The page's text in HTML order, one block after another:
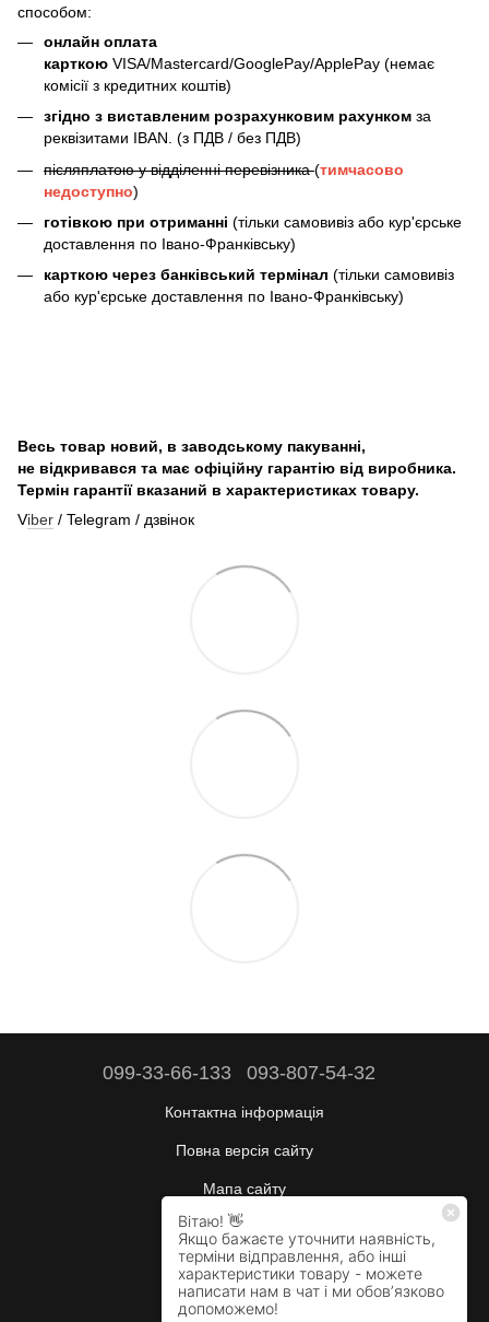
способом:
онлайн оплата
карткою VISA/Mastercard/GooglePay/ApplePay (немає
комісії з кредитних коштів)
згідно з виставленим розрахунковим рахунком за
реквізитами IBAN. (з ПДВ / без ПДВ)
післяплатою у відділенні перевізника(тимчасово
недоступно)
готівкою при отриманні (тільки самовивіз або кур'єрське
доставлення по Івано-Франківську)
карткою через банківський термінал (тільки самовивіз
або кур'єрське доставлення по Івано-Франківську)
Весь товар новий, в заводському пакуванні,
не відкривався та має офіційну гарантію від виробника.
Термін гарантії вказаний в характеристиках товару.
Viber / Telegram / дзвінок
099-33-66-133 093-807-54-32
Контактна інформація
Повна версія сайту
Мапа сайту
Будні: 10:00–17:00
Сб:вихідний
Нд:вихідний